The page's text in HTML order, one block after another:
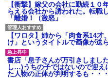
【衝撃】嫁父の会社に勤続１
らえる会社から誘われた。転職
「離婚！（激怒」
【ワロタ】姉から「肉食系14
け」というタイトルで画像が送
書店「息子さんが万引きしまし
し…)うちの子ではないので迎
た人物の正体が判明するも・・・